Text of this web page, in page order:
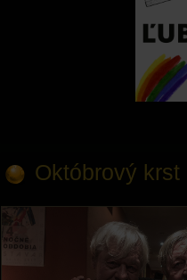
Októbrový